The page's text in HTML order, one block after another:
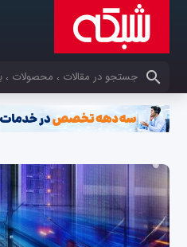
کلمات کلیدی خود را وارد کنید